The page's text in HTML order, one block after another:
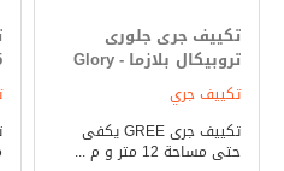
تكييف جرى جلورى
تروبيكال بلازما - Glory
فقط
تكييف جري
تكييف جرى GREE يكفى
حتى مساحة 12 متر و م ...